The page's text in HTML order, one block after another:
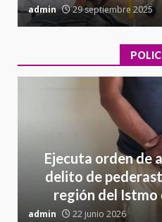
admin 29 septiembre 2025
Ejecuta orden de
delito de
región del Istmo
admin 22 junio 2026